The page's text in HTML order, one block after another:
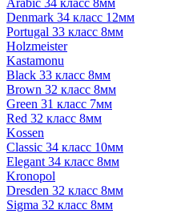
Arabic 34 класс 8мм
Denmark 34 класс 12мм
Portugal 33 класс 8мм
Holzmeister
Kastamonu
Black 33 класс 8мм
Brown 32 класс 8мм
Green 31 класс 7мм
Red 32 класс 8мм
Kossen
Classic 34 класс 10мм
Elegant 34 класс 8мм
Kronopol
Dresden 32 класс 8мм
Sigma 32 класс 8мм